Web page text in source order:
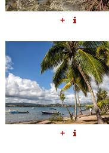
+
+